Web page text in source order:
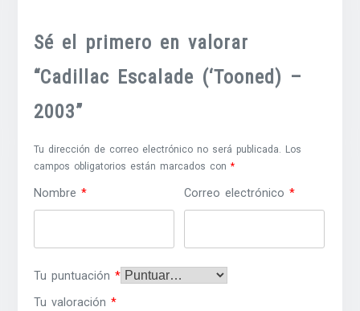
Sé el primero en valorar
“Cadillac Escalade (‘Tooned) –
2003”
Tu dirección de correo electrónico no será publicada. Los
campos obligatorios están marcados con*
Nombre* Correo electrónico*
Tu puntuación*
Tu valoración*